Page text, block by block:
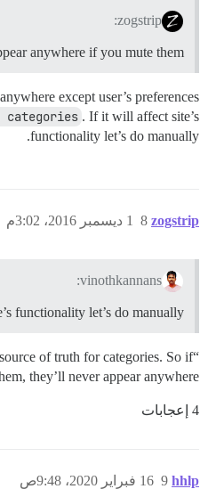
zogstrip:
anywhere if you mute them.
except user’s preferences
categories . If it will affect site’s
functionality let’s do manually.
zogstrip 1 ديسمبر 2016، 3:02م 8
vinothkannans:
functionality let’s do manually.
“
of truth for categories. So if
they’ll never appear anywhere
4 إعجابات
hhlp 16 فبراير 2020، 9:48ص 9